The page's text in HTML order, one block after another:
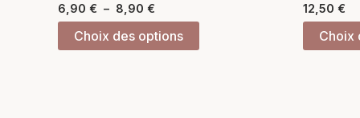
6,90 € – 8,90 €
Choix des options
12,50 €
Choix